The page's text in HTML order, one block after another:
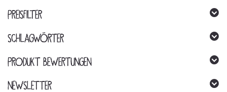
PREISFILTER
SCHLAGWÖRTER
PRODUKT BEWERTUNGEN
NEWSLETTER